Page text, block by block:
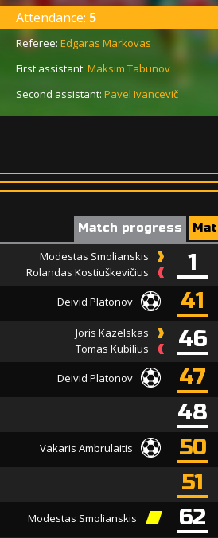
Attendance: 5
Referee: Edgaras Markovas
First assistant: Maksim Tabunov
Second assistant: Pavel Ivancevič
Match progress
Modestas Smolianskis
Rolandas Kostiuškevičius
1
Deivid Platonov 41
Joris Kazelskas
Tomas Kubilius
46
Deivid Platonov
47
48
Vakaris Ambrulaitis
50
51
Modestas Smolianskis 62